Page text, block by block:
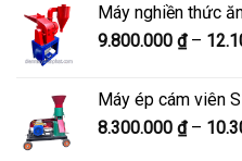
Máy nghiền thức
9.800.000 ₫ –
Máy ép cám viên
8.300.000 ₫ –